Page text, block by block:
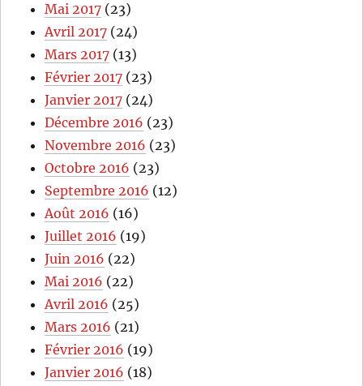
Mai 2017 (23)
Avril 2017 (24)
Mars 2017 (13)
Février 2017 (23)
Janvier 2017 (24)
Décembre 2016 (23)
Novembre 2016 (23)
Octobre 2016 (23)
Septembre 2016 (12)
Août 2016 (16)
Juillet 2016 (19)
Juin 2016 (22)
Mai 2016 (22)
Avril 2016 (25)
Mars 2016 (21)
Février 2016 (19)
Janvier 2016 (18)